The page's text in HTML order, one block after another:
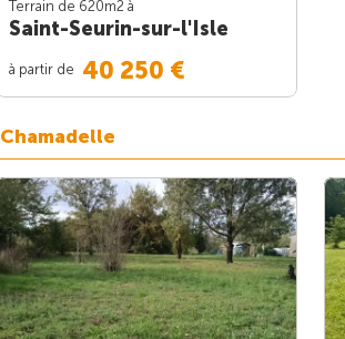
Terrain de 620m2 à
Saint-Seurin-sur-l'Isle
à partir de 40 250 €
Chamadelle